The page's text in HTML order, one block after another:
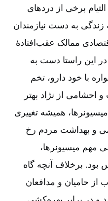
برخی از دردهای
زندگی به دست نیازمندان
ممالک عقب‌‌افتادۀ
این راستا دست به
با خود دارو، تخم
احشامی از نژاد بهتر
همیشه تغییری
و بهداشت مردم رخ
مهم میسیونرها،
بود. برخلاف آنچه گاه
از حامیان و مدافعان